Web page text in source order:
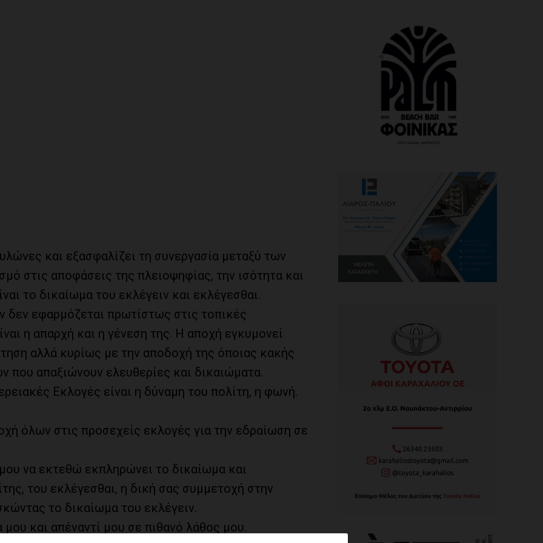
και εξασφαλίζει τη συνεργασία μεταξύ των
στις αποφάσεις της πλειοψηφίας, την ισότητα και
το δικαίωμα του εκλέγειν και εκλέγεσθαι.
δεν εφαρμόζεται πρωτίστως στις τοπικές
η απαρχή και η γένεση της. Η αποχή εγκυμονεί
αλλά κυρίως με την αποδοχή της όποιας κακής
που απαξιώνουν ελευθερίες και δικαιώματα.
Εκλογές είναι η δύναμη του πολίτη, η φωνή.
όλων στις προσεχείς εκλογές για την εδραίωση σε
να εκτεθώ εκπληρώνει το δικαίωμα και
του εκλέγεσθαι, η δική σας συμμετοχή στην
το δικαίωμα του εκλέγειν.
και απέναντί μου σε πιθανό λάθος μου.